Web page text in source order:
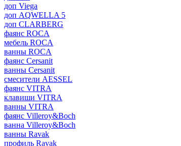
доп Viega
доп AQWELLA 5
доп CLARBERG
фаянс ROCA
мебель ROCA
ванны ROCA
фаянс Cersanit
ванны Cersanit
смесители AESSEL
фаянс VITRA
клавиши VITRA
ванны VITRA
фаянс Villeroy&Boch
ванна Villeroy&Boch
ванны Ravak
профиль Ravak